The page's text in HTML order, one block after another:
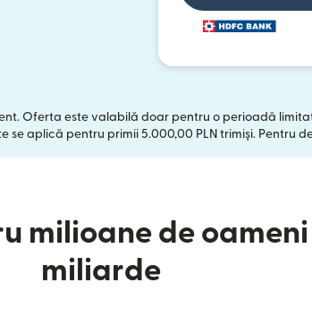
Oferta este valabilă doar pentru o perioadă
aplică pentru primii 5.000,00 PLN trimiși. Pentru
milioane de
miliarde